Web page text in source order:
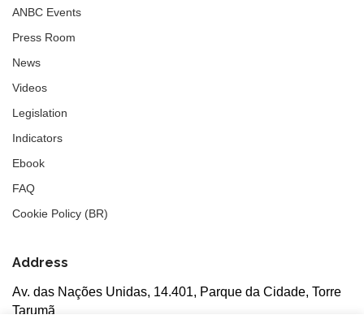
ANBC Events
Press Room
News
Videos
Legislation
Indicators
Ebook
FAQ
Cookie Policy (BR)
Address
Av. das Nações Unidas, 14.401, Parque da Cidade, Torre
Tarumã